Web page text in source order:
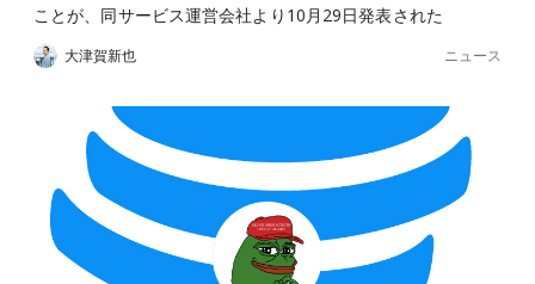
ことが、同サービス運営会社より10月29日発表された
大津賀新也 ニュース